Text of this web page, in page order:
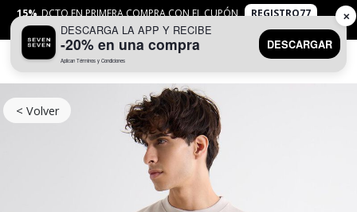
15% DCTO EN PRIMERA COMPRA CON EL CUPÓN
REGISTRO77
APLICANTYC
< Volver
DESCARGA LA APP Y RECIBE
-20% en una compra
Aplican Términos y Condiciones
DESCARGAR
✕